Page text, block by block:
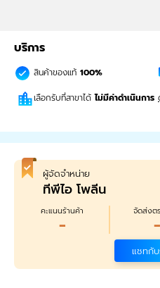
บริการ
สินค้าของแท้ 100%
เลือกรับที่สาขาได้ ไม่มีค่าดำเนินการ
ผู้จัดจำหน่าย
ทีพีไอ โพลีน
คะแนนร้านค้า
-
จัดส่งต
-
แชทกับ